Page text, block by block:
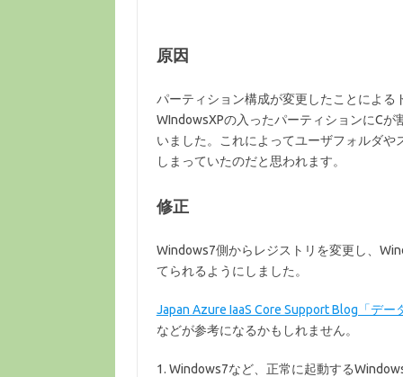
原因
パーティション構成が変更したことによ
WIndowsXPの入ったパーティションにC
いました。これによってユーザフォルダ
しまっていたのだと思われます。
修正
Windows7側からレジストリを変更し、
てられるようにしました。
Japan Azure IaaS Core Support Blog「デ
などが参考になるかもしれません。
1. Windows7など、正常に起動する